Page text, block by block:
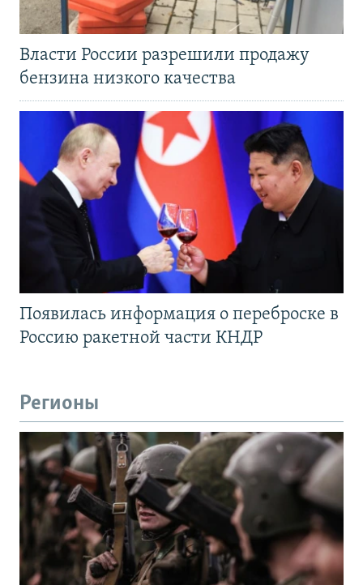
Власти России разрешили продажу
бензина низкого качества
Появилась информация о переброске в
Россию ракетной части КНДР
Регионы